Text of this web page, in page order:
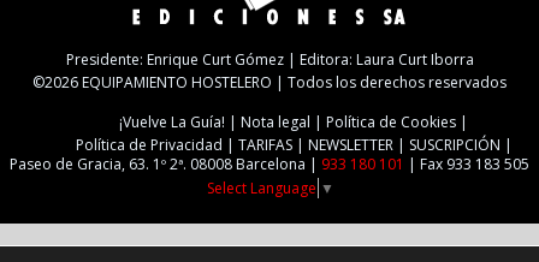
Presidente: Enrique Curt Gómez | Editora: Laura Curt Iborra
©2026 EQUIPAMIENTO HOSTELERO | Todos los derechos reservados
¡Vuelve La Guía!
Nota legal
Política de Cookies
Política de Privacidad
TARIFAS NEWSLETTER
SUSCRIPCIÓN
Paseo de Gracia, 63. 1º 2ª. 08008 Barcelona | 933 180 101 | Fax 933 183 505
Select Language ▼